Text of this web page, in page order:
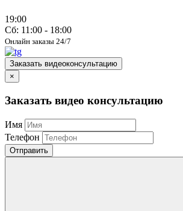
19:00
Сб: 11:00 - 18:00
Онлайн заказы 24/7
Заказать видеоконсультацию
×
Заказать видео консультацию
Имя
Телефон
Отправить